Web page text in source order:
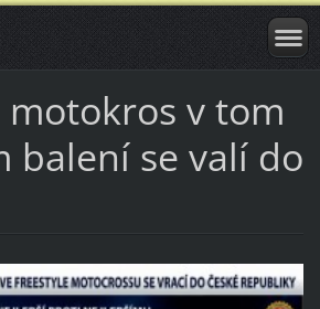
motokros v tom
balení se valí do